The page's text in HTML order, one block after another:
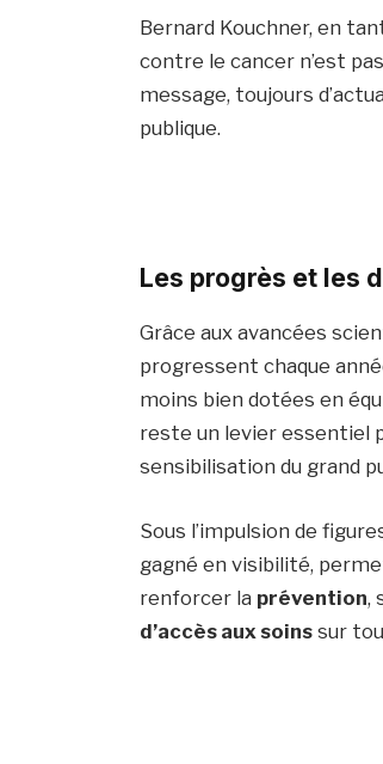
Bernard Kouchner, en
contre le cancer n’est
message, toujours
publique.
Les progrès et les
Grâce aux avancées
progressent chaque
moins bien dotées en
reste un levier essentiel
sensibilisation du grand
Sous l’impulsion de
gagné en visibilité,
renforcer la prévention,
d’accès aux soins sur